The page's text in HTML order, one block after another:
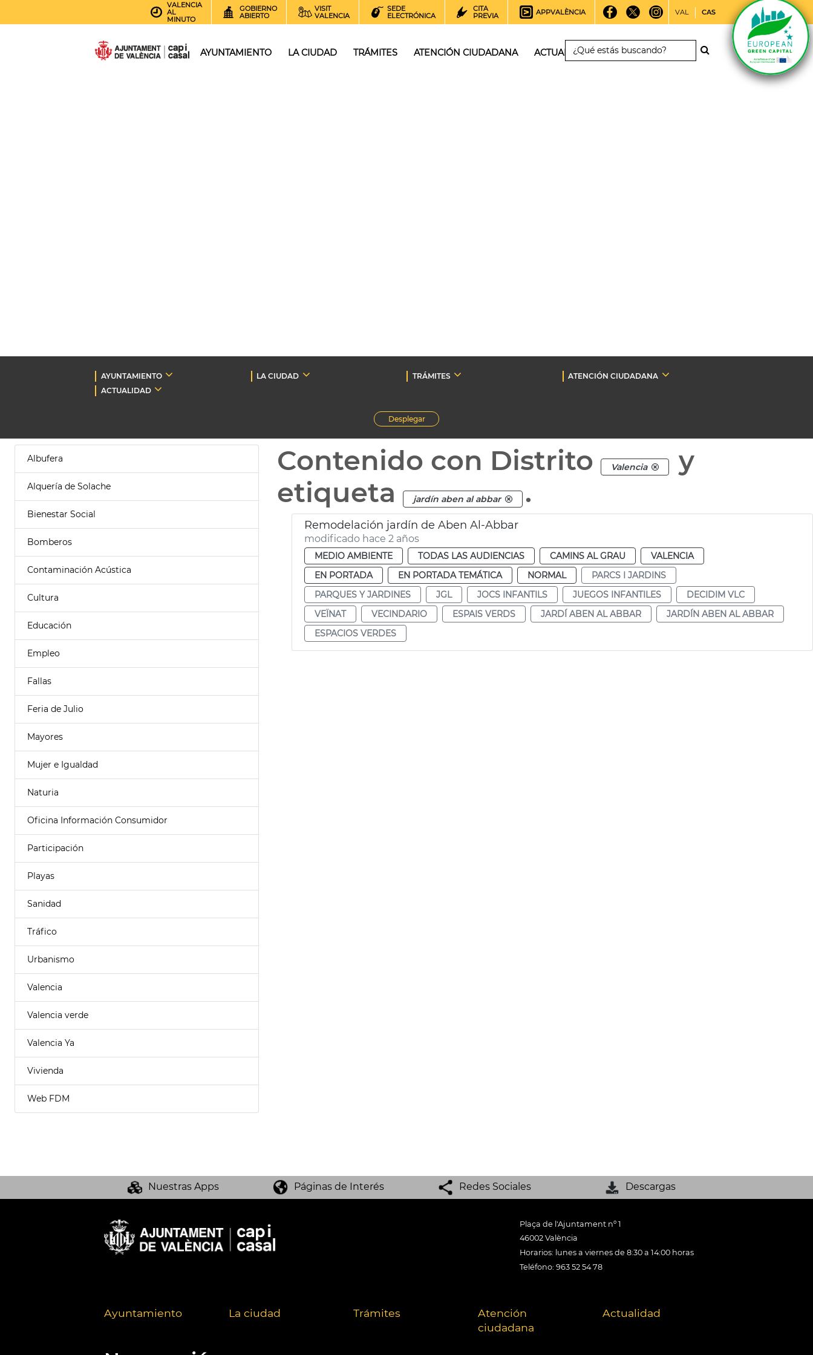
VALENCIA
AL
MINUTO
GOBIERNO
ABIERTO
VISIT
VALENCIA
SEDE
ELECTRÓNICA
CITA
PREVIA
APPVALÈNCIA VAL CAS
AYUNTAMIENTO LA CIUDAD TRÁMITES ATENCIÓN CIUDADANA ACTUALIDAD
AYUNTAMIENTO LA CIUDAD TRÁMITES
ATENCIÓN CIUDADANA
ACTUALIDAD
Desplegar
Albufera
Alquería de Solache
Bienestar Social
Bomberos
Contaminación Acústica
Cultura
Educación
Empleo
Fallas
Feria de Julio
Mayores
Mujer e Igualdad
Naturia
Oficina Información Consumidor
Participación
Playas
Sanidad
Tráfico
Urbanismo
Valencia
Valencia verde
Valencia Ya
Vivienda
Web FDM
Contenido con Distrito Valencia
y
etiqueta
jardín aben al abbar .
Remodelación jardín de Aben Al-Abbar
modificado hace 2 años
MEDIO AMBIENTE TODAS LAS AUDIENCIAS CAMINS AL GRAU
VALENCIA
EN PORTADA
EN PORTADA TEMÁTICA NORMAL
PARCS I JARDINS
PARQUES Y JARDINES
JGL JOCS INFANTILS JUEGOS INFANTILES
DECIDIM VLC
VEÏNAT
VECINDARIO ESPAIS VERDS JARDÍ ABEN AL ABBAR
JARDÍN ABEN AL ABBAR
ESPACIOS VERDES
Nuestras Apps Páginas de Interés Redes Sociales Descargas
Plaça de l'Ajuntament nº 1
46002 València
Horarios: lunes a viernes de 8:30 a 14:00 horas
Teléfono: 963 52 54 78
Ayuntamiento La ciudad Trámites
Atención
ciudadana
Actualidad